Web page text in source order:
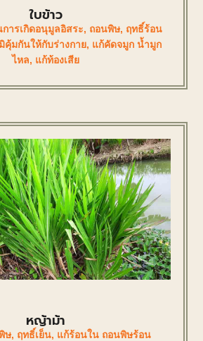
ใบข้าว
ารเกิดอนุมูลอิสระ, ถอนพิษ, ฤทธิ์ร้อน
คุ้มกันให้กับร่างกาย, แก้คัดจมูก น้ำมูก
ไหล, แก้ท้องเสีย
หญ้าม้า
ษ, ฤทธิ์เย็น, แก้ร้อนใน ถอนพิษร้อน